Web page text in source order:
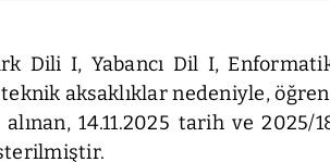
Dili I, Yabancı Dil I,
aksaklıklar nedeniyle,
14.11.2025 tarih ve 2025/